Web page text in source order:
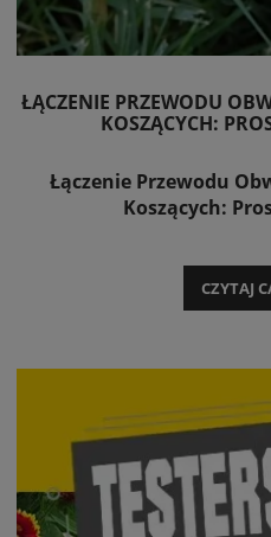
ŁĄCZENIE PRZEWODU
KOSZĄCYCH:
Łączenie Przewodu
Koszących:
CZYTAJ